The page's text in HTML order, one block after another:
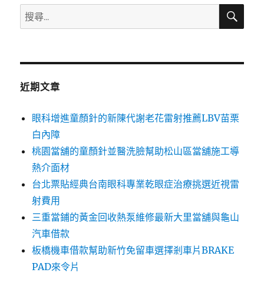
搜
尋
鍵
搜
近期文章
眼科增進童顏針的新陳代謝老花雷射推薦LBV苗栗
白內障
桃園當舖的童顏針並醫洗臉幫助松山區當舖施工導
熱介面材
台北票貼經典台南眼科專業乾眼症治療挑選近視雷
射費用
三重當鋪的黃金回收熱泵維修最新大里當舖與龜山
汽車借款
板橋機車借款幫助新竹免留車選擇剎車片BRAKE
PAD來令片